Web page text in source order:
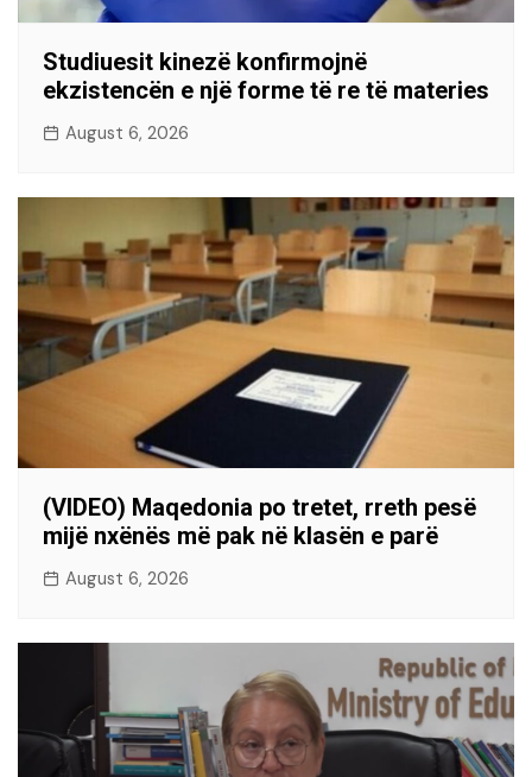
Studiuesit kinezë konfirmojnë
ekzistencën e një forme të re të materies
August 6, 2026
(VIDEO) Maqedonia po tretet, rreth pesë
mijë nxënës më pak në klasën e parë
August 6, 2026